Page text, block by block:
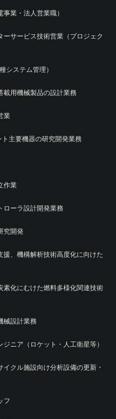
事業・法人営業職）
ーサービス技術営業（プロジェク
システム管理）
載用機械製品の設計業務
業
ト主要機器の研究開発業務
作業
ローラ設計開発業務
究開発
援、機構解析技術高度化に向けた
素化にむけた燃料多様化関連技術
械設計業務
ジニア（ロケット・人工衛星等）
イクル施設向け分析設備の更新・
フ